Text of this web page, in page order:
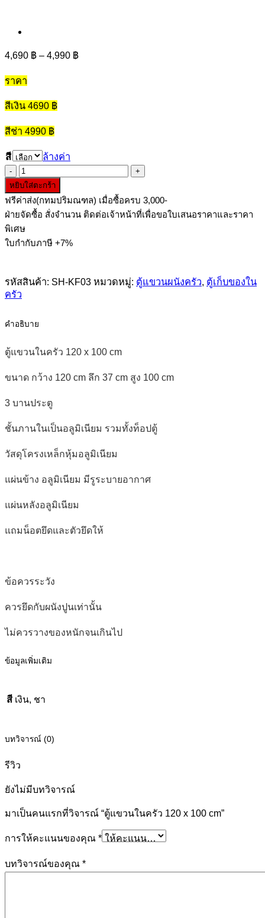
4,690 ฿ – 4,990 ฿
ราคา
สีเงิน 4690 ฿
สีช่า 4990 ฿
สี
ล้างค่า
จำนวน
ตู้
แขวน
ใน
ครัว
120
cm
ชิ้น
หยิบใส่ตะกร้า
ฟรีค่าส่ง(กทมปริมณฑล) เมื่อซื้อครบ 3,000-
ฝ่ายจัดซื้อ สั่งจำนวน ติดต่อเจ้าหน้าที่เพื่อขอใบเสนอราคาและราคา
พิเศษ
ใบกำกับภาษี +7%
รหัสสินค้า: SH-KF03 หมวดหมู่: ตู้แขวนผนังครัว, ตู้เก็บของใน
ครัว
คำอธิบาย
ตู้แขวนในครัว 120 x 100 cm
ขนาด กว้าง 120 cm ลึก 37 cm สูง 100 cm
3 บานประตู
ชั้นภานในเป็นอลูมิเนียม รวมทั้งท็อปตู้
วัสดุโครงเหล็กหุ้มอลูมิเนียม
แผ่นข้าง อลูมิเนียม มีรูระบายอากาศ
แผ่นหลังอลูมิเนียม
แถมน็อตยึดและตัวยึดให้
ข้อควรระวัง
ควรยึดกับผนังปูนเท่านั้น
ไม่ควรวางของหนักจนเกินไป
ข้อมูลเพิ่มเติม
สี เงิน, ชา
บทวิจารณ์ (0)
รีวิว
ยังไม่มีบทวิจารณ์
มาเป็นคนแรกที่วิจารณ์ “ตู้แขวนในครัว 120 x 100 cm”
การให้คะแนนของคุณ *
บทวิจารณ์ของคุณ *